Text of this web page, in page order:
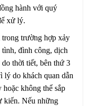
hành với quý
xử lý.
trường hợp xảy
tình, đình công, dịch
thời tiết, bên thứ 3
lý do khách quan dẫn
không thể sắp
kiến. Nếu những